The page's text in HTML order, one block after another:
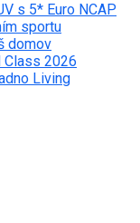
s 5* Euro NCAP
sportu
domov
Class 2026
Living